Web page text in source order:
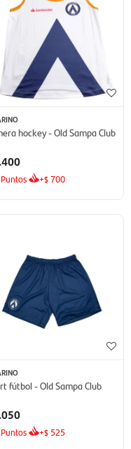
hockey - Old Sampa Club
Puntos +$700
fútbol - Old Sampa Club
Puntos +$ 525